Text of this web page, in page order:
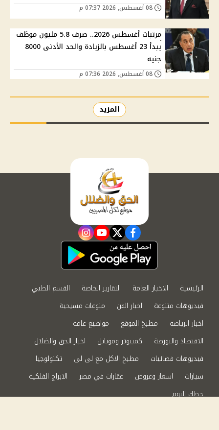
مرتبات أغسطس 2026.. صرف 5.8 مليون موظف
يبدأ 23 أغسطس بالزيادة والحد الأدنى 8000
جنيه
المزيد
facebook
twitter
youtube
instagram
الرئيسية الاخبار العامة التقارير الخاصة
القسم الطبي
فيديوهات متنوعة
اخبار الفن
منوعات مسيحية
اخبار الرياضة
مطبخ الموقع
مواضيع عامة
الاقتصاد والبورصة
كمبيوتر وموبايل
اخبار الحق والضلال
فيديوهات فضائيات
مطبخ الاكل مع لى لى
تكنولوجيا
سيارات
اسعار وعروض عقارات في مصر
الابراج الفلكية
حظك اليوم